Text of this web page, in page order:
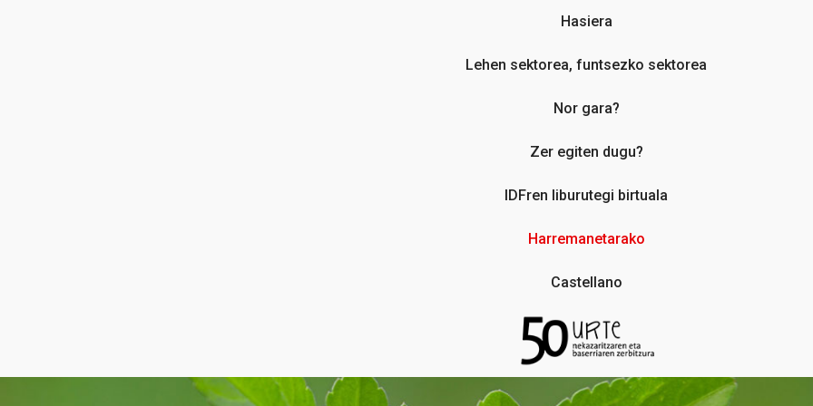
Hasiera
Lehen sektorea, funtsezko sektorea
Nor gara?
Zer egiten dugu?
IDFren liburutegi birtuala
Harremanetarako
Castellano